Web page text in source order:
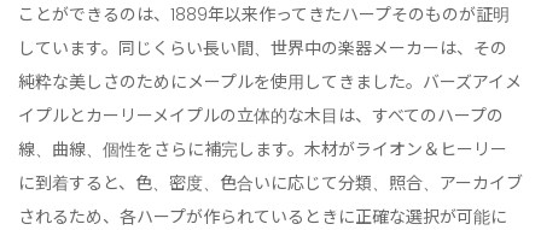
ことができるのは、1889年以来作ってきたハープそのものが証明
しています。同じくらい長い間、世界中の楽器メーカーは、その
純粋な美しさのためにメープルを使用してきました。バーズアイメ
イプルとカーリーメイプルの立体的な木目は、すべてのハープの
線、曲線、個性をさらに補完します。木材がライオン＆ヒーリー
に到着すると、色、密度、色合いに応じて分類、照合、アーカイブ
されるため、各ハープが作られているときに正確な選択が可能に